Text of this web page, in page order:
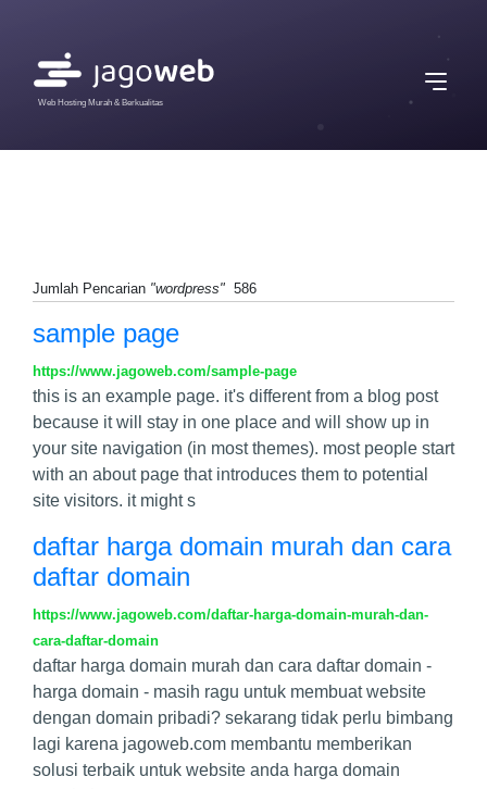
Web Hosting Murah & Berkualitas
Jumlah Pencarian "wordpress" 586
sample page
https://www.jagoweb.com/sample-page
this is an example page. it's different from a blog post
because it will stay in one place and will show up in
your site navigation (in most themes). most people start
with an about page that introduces them to potential
site visitors. it might s
daftar harga domain murah dan cara
daftar domain
https://www.jagoweb.com/daftar-harga-domain-murah-dan-
cara-daftar-domain
daftar harga domain murah dan cara daftar domain -
harga domain - masih ragu untuk membuat website
dengan domain pribadi? sekarang tidak perlu bimbang
lagi karena jagoweb.com membantu memberikan
solusi terbaik untuk website anda harga domain